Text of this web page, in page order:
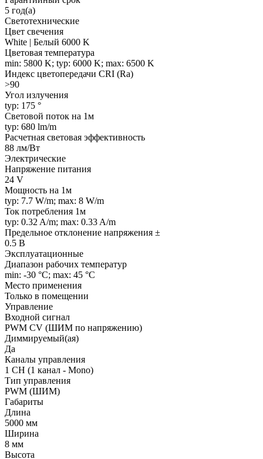
5 год(а)
Светотехнические
Цвет свечения
White | Белый 6000 K
Цветовая температура
min: 5800 K; typ: 6000 K; max: 6500 K
Индекс цветопередачи CRI (Ra)
>90
Угол излучения
typ: 175 °
Световой поток на 1м
typ: 680 lm/m
Расчетная световая эффективность
88 лм/Вт
Электрические
Напряжение питания
24 V
Мощность на 1м
typ: 7.7 W/m; max: 8 W/m
Ток потребления 1м
typ: 0.32 A/m; max: 0.33 A/m
Предельное отклонение напряжения ±
0.5 В
Эксплуатационные
Диапазон рабочих температур
min: -30 °C; max: 45 °C
Место применения
Только в помещении
Управление
Входной сигнал
PWM СV (ШИМ по напряжению)
Диммируемый(ая)
Да
Каналы управления
1 CH (1 канал - Mono)
Тип управления
PWM (ШИМ)
Габариты
Длина
5000 мм
Ширина
8 мм
Высота